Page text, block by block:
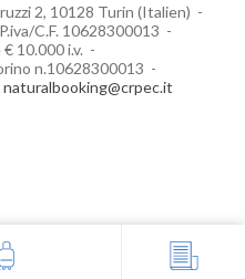
2, 10128 Turin (Italien)
P.iva/C.F. 10628300013
10.000 i.v.
n.10628300013
naturalbooking@crpec.it